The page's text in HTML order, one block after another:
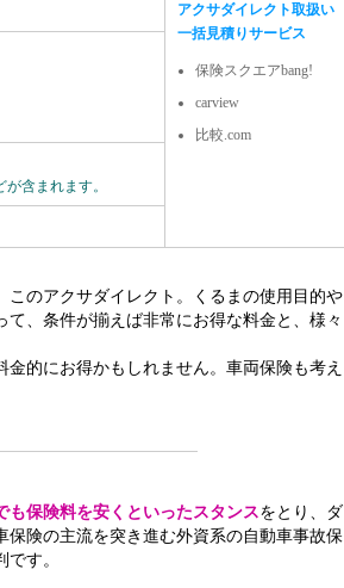
アクサダイレクト取扱い
一括見積りサービス
保険スクエアbang!
carview
比較.com
含まれます。
のアクサダイレクト。くるまの使用目的や
、条件が揃えば非常にお得な料金と、様々
的にお得かもしれません。車両保険も考え
も保険料を安くといったスタンスをとり、ダ
険の主流を突き進む外資系の自動車事故保
す。